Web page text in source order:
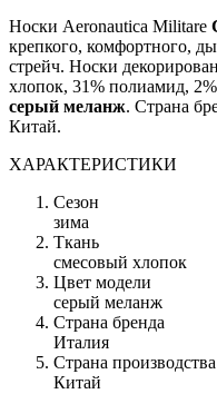
Носки Aeronautica Militare
крепкого, комфортного,
стрейч. Носки
хлопок, 31% полиамид,
серый меланж. Страна
Китай.
ХАРАКТЕРИСТИКИ
Сезон
зима
Ткань
смесовый хлопок
Цвет модели
серый меланж
Страна бренда
Италия
Страна производства
Китай